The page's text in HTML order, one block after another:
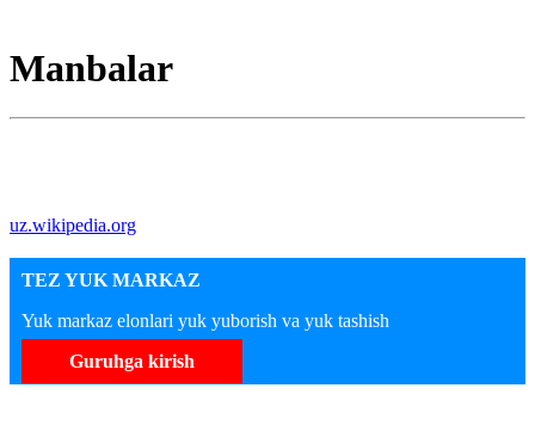
Manbalar
uz.wikipedia.org
TEZ YUK MARKAZ
Yuk markaz elonlari yuk yuborish va yuk tashish
Guruhga kirish